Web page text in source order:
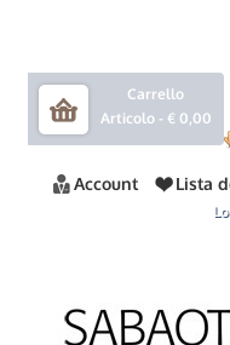
Carrello
Articolo - € 0,00
Account Lista